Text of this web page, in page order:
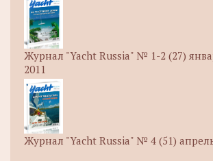
Журнал "Yacht Russia" № 1-2 (27)
2011
Журнал "Yacht Russia" № 4 (51)